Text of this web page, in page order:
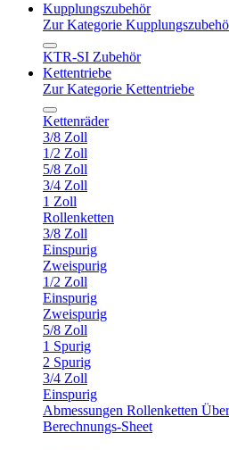
Kupplungszubehör
Zur Kategorie
KTR-SI Zubehör
Kettentriebe
Zur Kategorie Kettentriebe
Kettenräder
3/8 Zoll
1/2 Zoll
5/8 Zoll
3/4 Zoll
1 Zoll
Rollenketten
3/8 Zoll
Einspurig
Zweispurig
1/2 Zoll
Einspurig
Zweispurig
5/8 Zoll
1 Spurig
2 Spurig
3/4 Zoll
Einspurig
Abmessungen Rollenketten
Berechnungs-Sheet